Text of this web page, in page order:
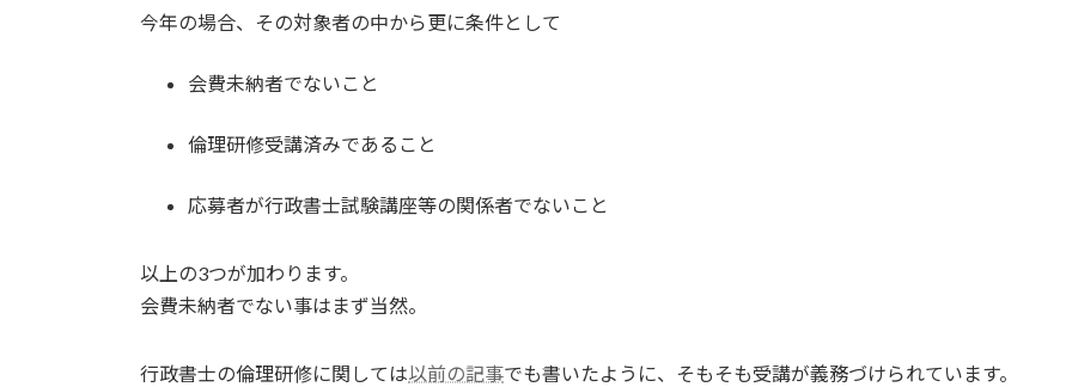
今年の場合、その対象者の中から更に条件として
会費未納者でないこと
倫理研修受講済みであること
応募者が行政書士試験講座等の関係者でないこと
以上の3つが加わります。
会費未納者でない事はまず当然。
行政書士の倫理研修に関しては以前の記事でも書いたように、そもそも受講が義務づけられています。